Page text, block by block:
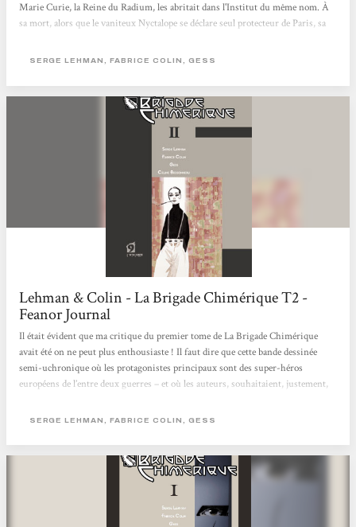
Marie Curie, la Reine du Radium, les abritait dans l'Institut du même nom. À
sa mort, alors que le vaniteux Nyctalope se déclare seul protecteur de Paris, sa
aux surhommes en armure de Nous Autres, le groupe moscovite dirigé par le
SERGE LEHMAN, FABRICE COLIN, GESS
Lehman & Colin - La Brigade Chimérique T2 -
Feanor Journal
Il était évident que ma critique du premier tome de La Brigade Chimérique
avait été on ne peut plus enthousiaste ! Il faut dire que cette bande dessinée
semi-uchronique où les protagonistes principaux sont des super-héros
européens de l’entre deux guerres – et où les auteurs, souhaitaient, justement,
disparu – avait tout pour plaire et au vu du résultat du premier volume, cela
Chimérique, force est de constater qu’il est...
SERGE LEHMAN, FABRICE COLIN, GESS